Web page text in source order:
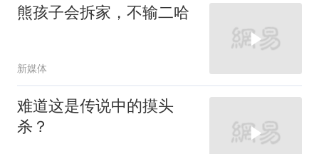
熊孩子会拆家，不输二哈
新媒体
难道这是传说中的摸头
杀？